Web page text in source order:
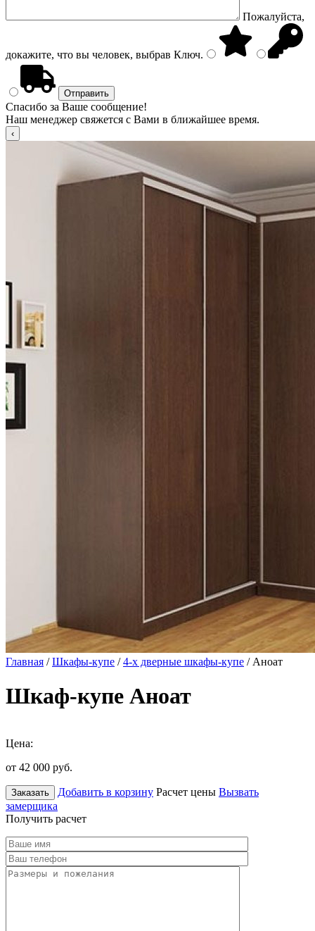
Пожалуйста,
докажите, что вы человек, выбрав Ключ.
Спасибо за Ваше сообщение!
Наш менеджер свяжется с Вами в ближайшее время.
Главная /Шкафы-купе /4-х дверные шкафы-купе / Аноат
Шкаф-купе Аноат
Цена:
от 42 000 руб.
Заказать Добавить в корзину Расчет цены Вызвать
замерщика
Получить расчет